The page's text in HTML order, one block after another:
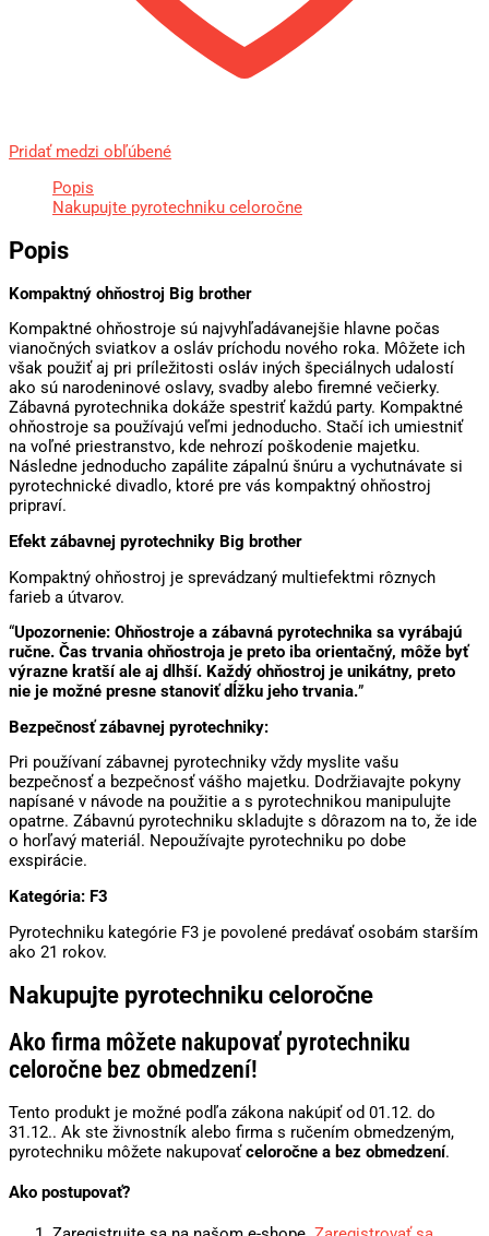
Pridať medzi obľúbené
Popis
Nakupujte pyrotechniku celoročne
Popis
Kompaktný ohňostroj Big brother
Kompaktné ohňostroje sú najvyhľadávanejšie hlavne počas
vianočných sviatkov a osláv príchodu nového roka. Môžete ich
však použiť aj pri príležitosti osláv iných špeciálnych udalostí
ako sú narodeninové oslavy, svadby alebo firemné večierky.
Zábavná pyrotechnika dokáže spestriť každú party. Kompaktné
ohňostroje sa používajú veľmi jednoducho. Stačí ich umiestniť
na voľné priestranstvo, kde nehrozí poškodenie majetku.
Následne jednoducho zapálite zápalnú šnúru a vychutnávate si
pyrotechnické divadlo, ktoré pre vás kompaktný ohňostroj
pripraví.
Efekt zábavnej pyrotechniky Big brother
Kompaktný ohňostroj je sprevádzaný multiefektmi rôznych
farieb a útvarov.
“Upozornenie: Ohňostroje a zábavná pyrotechnika sa vyrábajú
ručne. Čas trvania ohňostroja je preto iba orientačný, môže byť
výrazne kratší ale aj dlhší. Každý ohňostroj je unikátny, preto
nie je možné presne stanoviť dĺžku jeho trvania.”
Bezpečnosť zábavnej pyrotechniky:
Pri používaní zábavnej pyrotechniky vždy myslite vašu
bezpečnosť a bezpečnosť vášho majetku. Dodržiavajte pokyny
napísané v návode na použitie a s pyrotechnikou manipulujte
opatrne. Zábavnú pyrotechniku skladujte s dôrazom na to, že ide
o horľavý materiál. Nepoužívajte pyrotechniku po dobe
exspirácie.
Kategória: F3
Pyrotechniku kategórie F3 je povolené predávať osobám starším
ako 21 rokov.
Nakupujte pyrotechniku celoročne
Ako firma môžete nakupovať pyrotechniku
celoročne bez obmedzení!
Tento produkt je možné podľa zákona nakúpiť od 01.12. do
31.12.. Ak ste živnostník alebo firma s ručením obmedzeným,
pyrotechniku môžete nakupovaťceloročne a bez obmedzení.
Ako postupovať?